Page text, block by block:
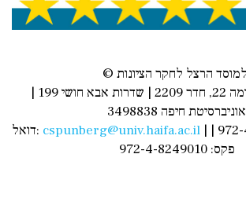
מגדל אשכול, קומה 22, חדר 2209 | שדרות אבא חושי 199 |
אוניברסיטת חיפה 3498838
דואל: cspunberg@univ.haifa.ac.il | טלפון: 972-4-8240851 |
פקס: 972-4-8249010